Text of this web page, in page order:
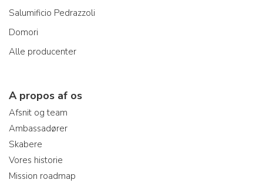
Salumificio Pedrazzoli
Domori
Alle producenter
A propos af os
Afsnit og team
Ambassadører
Skabere
Vores historie
Mission roadmap